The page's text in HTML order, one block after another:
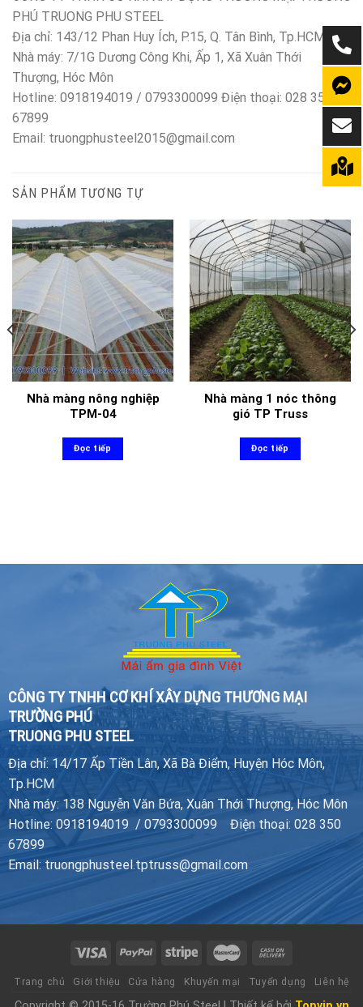
PHÚ TRUONG PHU STEEL
Địa chỉ: 143/12 Phan Huy Ích, P.15, Q. Tân Bình, Tp.HCM
Nhà máy: 7/1G Dương Công Khi, Ấp 1, Xã Xuân Thới
Thượng, Hóc Môn
Hotline: 0918194019 / 0793300099 Điện thoại: 028 350
67899
Email: truongphusteel2015@gmail.com
SẢN PHẨM TƯƠNG TỰ
Nhà màng nông nghiệp
TPM-04
Đọc tiếp
Nhà màng 1 nóc thông
gió TP Truss
Đọc tiếp
CÔNG TY TNHH CƠ KHÍ XÂY DỰNG THƯƠNG MẠI
TRƯỜNG PHÚ
TRUONG PHU STEEL
Địa chỉ: 14/17 Ấp Tiền Lân, Xã Bà Điểm, Huyện Hóc Môn,
Tp.HCM
Nhà máy: 138 Nguyễn Văn Bứa, Xuân Thới Thượng, Hóc Môn
Hotline: 0918194019 / 0793300099 Điện thoại: 028 350
67899
Email: truongphusteel.tptruss@gmail.com
Trang chủ Giới thiệu Cửa hàng Khuyến mại Tuyển dụng Liên hệ